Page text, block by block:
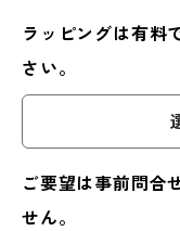
ラッピングは有料
さい。
ご要望は事前問合
せん。